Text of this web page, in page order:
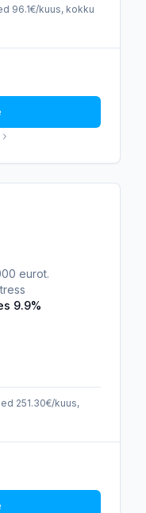
96.1€/kuus, kokku
eurot.
9.9%
251.30€/kuus,